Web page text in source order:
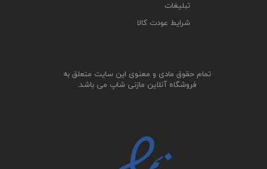
تمام حقوق مادی و معنوی این سایت متعلق به
فروشگاه آنلاین مازنی شاپ می باشد.
تبلیغات
شرایط عودت کالا